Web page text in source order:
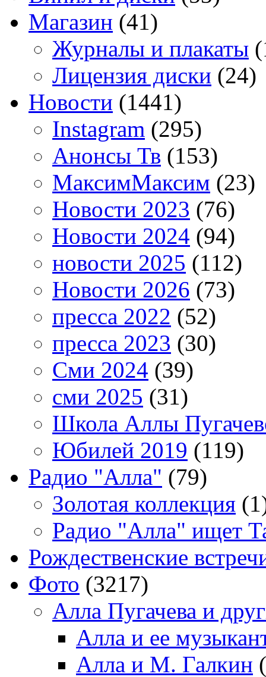
Магазин (41)
Журналы и плакаты
Лицензия диски (24)
Новости (1441)
Instagram (295)
Анонсы Тв (153)
МаксимМаксим (23)
Новости 2023 (76)
Новости 2024 (94)
новости 2025 (112)
Новости 2026 (73)
пресса 2022 (52)
пресса 2023 (30)
Сми 2024 (39)
сми 2025 (31)
Школа Аллы
Юбилей 2019 (119)
Радио "Алла" (79)
Золотая коллекция
Радио "Алла" ищет
Рождественские
Фото (3217)
Алла Пугачева и
Алла и ее
Алла и М. Галкин